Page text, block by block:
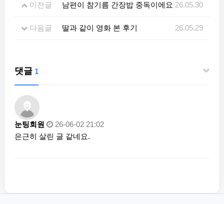
이전글 남편이 참기름 간장밥 중독이에요 26.05.30
다음글 딸과 같이 영화 본 후기 26.05.29
댓글 1
눈팅회원
26-06-02 21:02
은근히 살린 글 같네요.